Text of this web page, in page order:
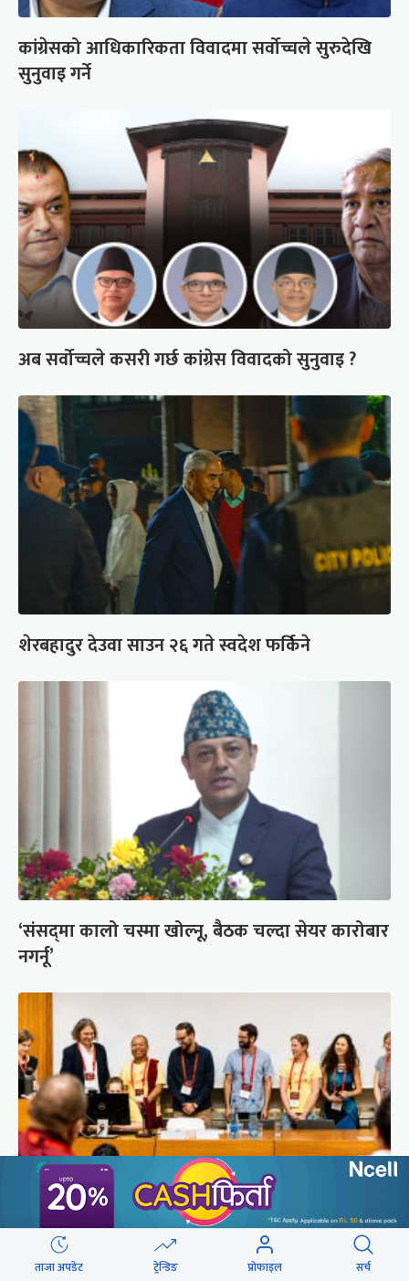
कांग्रेसको आधिकारिकता विवादमा सर्वोच्चले सुरुदेखि
सुनुवाइ गर्ने
अब सर्वोच्चले कसरी गर्छ कांग्रेस विवादको सुनुवाइ ?
शेरबहादुर देउवा साउन २६ गते स्वदेश फर्किने
‘संसद्‍मा कालो चस्मा खोल्नू, बैठक चल्दा सेयर कारोबार
नगर्नू’
सुरक्षा रिपोर्ट : प्राज्ञिक आवरणमा तिब्बत पक्षीय भाष्य
निर्माणको योजना
ताजा अपडेट ट्रेन्डिङ प्रोफाइल सर्च